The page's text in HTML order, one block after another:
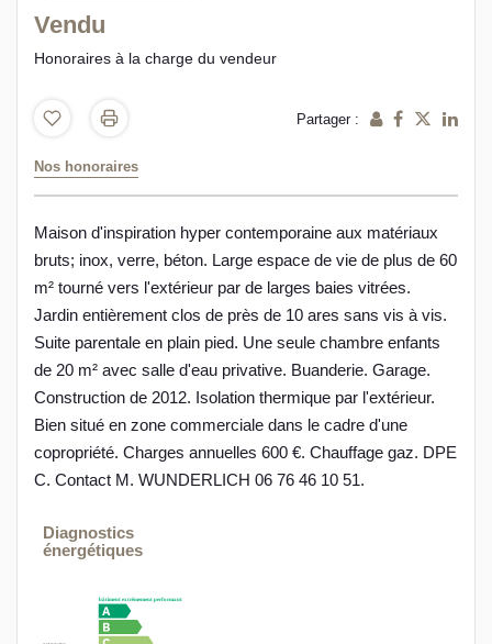
Vendu
Honoraires à la charge du vendeur
Partager :
Nos honoraires
Maison d'inspiration hyper contemporaine aux matériaux
bruts; inox, verre, béton. Large espace de vie de plus de 60
m² tourné vers l'extérieur par de larges baies vitrées.
Jardin entièrement clos de près de 10 ares sans vis à vis.
Suite parentale en plain pied. Une seule chambre enfants
de 20 m² avec salle d'eau privative. Buanderie. Garage.
Construction de 2012. Isolation thermique par l'extérieur.
Bien situé en zone commerciale dans le cadre d'une
copropriété. Charges annuelles 600 €. Chauffage gaz. DPE
C. Contact M. WUNDERLICH 06 76 46 10 51.
Diagnostics
énergétiques